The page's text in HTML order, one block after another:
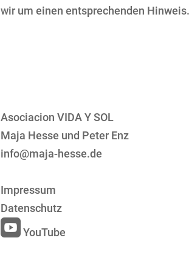
wir um einen entsprechenden
Asociacion VIDA Y SOL
Maja Hesse und Peter Enz
info@maja-hesse.de
Impressum
Datenschutz
YouTube